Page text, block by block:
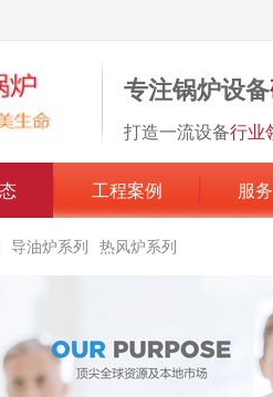
专注锅炉设备
打造一流设备行业
工程案例 服
导油炉系列 热风炉系列